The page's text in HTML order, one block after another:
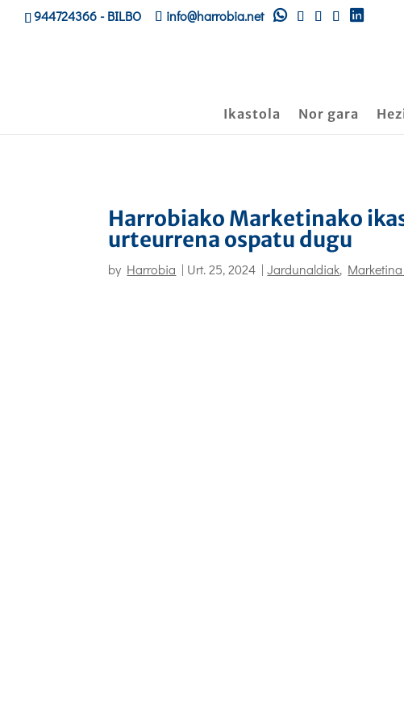
944724366- BILBO info@harrobia.net
Ikastola Nor gara
Harrobiako Marketinako
urteurrena ospatu dugu
by Harrobia | Urt. 25, 2024 |Jardunaldiak,